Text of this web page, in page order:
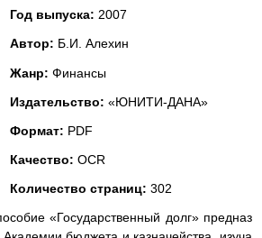
Год выпуска: 2007
Автор: Б.И. Алехин
Жанр: Финансы
Издательство: «ЮНИТИ-ДАНА»
Формат: PDF
Качество: OCR
Количество страниц: 302
«Государственный долг» предназ